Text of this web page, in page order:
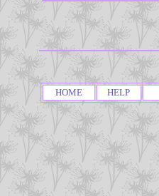
HOME HELP